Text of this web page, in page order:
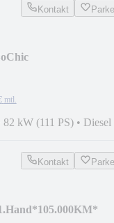
Kontakt
mtl.
82 kW (111 PS) • Diesel
Kontakt